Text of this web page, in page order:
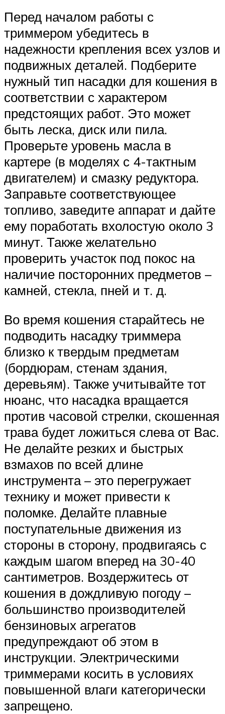
Перед началом работы с
триммером убедитесь в
надежности крепления всех узлов и
подвижных деталей. Подберите
нужный тип насадки для кошения в
соответствии с характером
предстоящих работ. Это может
быть леска, диск или пила.
Проверьте уровень масла в
картере (в моделях с 4-тактным
двигателем) и смазку редуктора.
Заправьте соответствующее
топливо, заведите аппарат и дайте
ему поработать вхолостую около 3
минут. Также желательно
проверить участок под покос на
наличие посторонних предметов –
камней, стекла, пней и т. д.
Во время кошения старайтесь не
подводить насадку триммера
близко к твердым предметам
(бордюрам, стенам здания,
деревьям). Также учитывайте тот
нюанс, что насадка вращается
против часовой стрелки, скошенная
трава будет ложиться слева от Вас.
Не делайте резких и быстрых
взмахов по всей длине
инструмента – это перегружает
технику и может привести к
поломке. Делайте плавные
поступательные движения из
стороны в сторону, продвигаясь с
каждым шагом вперед на 30-40
сантиметров. Воздержитесь от
кошения в дождливую погоду –
большинство производителей
бензиновых агрегатов
предупреждают об этом в
инструкции. Электрическими
триммерами косить в условиях
повышенной влаги категорически
запрещено.